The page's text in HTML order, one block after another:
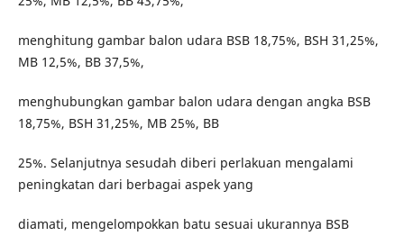
menghitung gambar balon udara BSB 18,75%, BSH 31,25%,
MB 12,5%, BB 37,5%,
menghubungkan gambar balon udara dengan angka BSB
18,75%, BSH 31,25%, MB 25%, BB
25%. Selanjutnya sesudah diberi perlakuan mengalami
peningkatan dari berbagai aspek yang
diamati, mengelompokkan batu sesuai ukurannya BSB